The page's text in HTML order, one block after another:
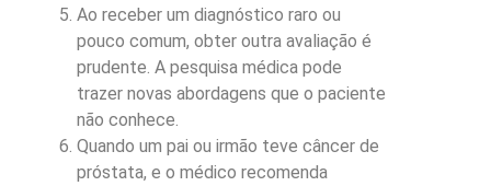
Ao receber um diagnóstico raro ou
pouco comum, obter outra avaliação é
prudente. A pesquisa médica pode
trazer novas abordagens que o paciente
não conhece.
Quando um pai ou irmão teve câncer de
próstata, e o médico recomenda